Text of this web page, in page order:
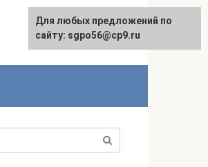
English
Для любых предложений по
сайту: sgpo56@cp9.ru